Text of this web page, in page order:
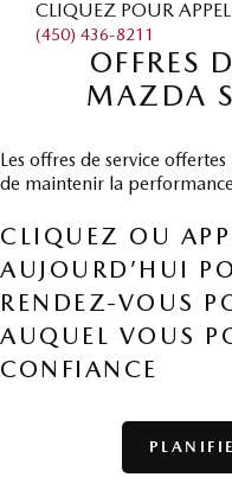
CLIQUEZ POUR
(450) 436-8211
OFFRES
MAZDA
Les offres de service
de maintenir la
CLIQUEZ OU
AUJOURD’HUI
RENDEZ-VOUS
AUQUEL VOUS
CONFIANCE